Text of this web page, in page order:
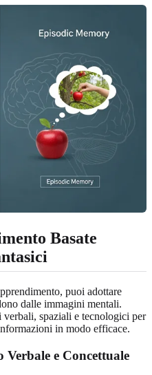
Basate
puoi adottare
dalle immagini mentali.
verbali, spaziali e tecnologici per
in modo efficace.
Verbale e Concettuale